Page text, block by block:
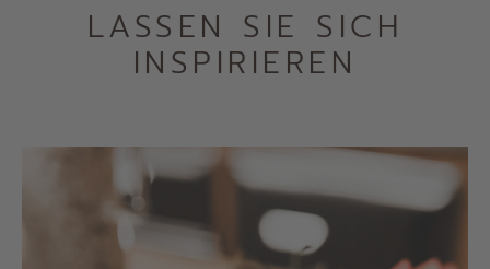
LASSEN SIE SICH
INSPIRIEREN